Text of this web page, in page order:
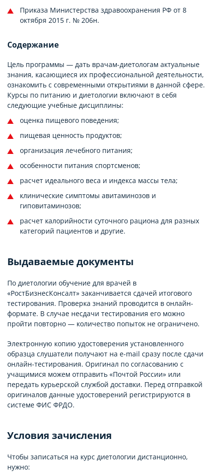
Приказа Министерства здравоохранения РФ от 8
октября 2015 г. № 206н.
Содержание
Цель программы — дать врачам-диетологам актуальные
знания, касающиеся их профессиональной деятельности,
ознакомить с современными открытиями в данной сфере.
Курсы по питанию и диетологии включают в себя
следующие учебные дисциплины:
оценка пищевого поведения;
пищевая ценность продуктов;
организация лечебного питания;
особенности питания спортсменов;
расчет идеального веса и индекса массы тела;
клинические симптомы авитаминозов и
гиповитаминозов;
расчет калорийности суточного рациона для разных
категорий пациентов и другие.
Выдаваемые документы
По диетологии обучение для врачей в
«РостБизнесКонсалт» заканчивается сдачей итогового
тестирования. Проверка знаний проводится в онлайн-
формате. В случае несдачи тестирования его можно
пройти повторно — количество попыток не ограничено.
Электронную копию удостоверения установленного
образца слушатели получают на e-mail сразу после сдачи
онлайн-тестирования. Оригинал по согласованию с
учащимися можем отправить «Почтой России» или
передать курьерской службой доставки. Перед отправкой
оригиналов данные удостоверений регистрируются в
системе ФИС ФРДО.
Условия зачисления
Чтобы записаться на курс диетологии дистанционно,
нужно: